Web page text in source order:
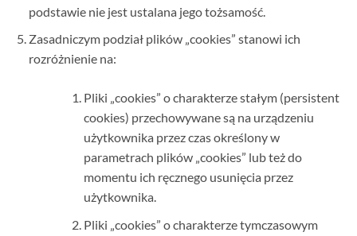
podstawie nie jest ustalana jego tożsamość.
Zasadniczym podział plików „cookies” stanowi ich
rozróżnienie na:
Pliki „cookies” o charakterze stałym (persistent
cookies) przechowywane są na urządzeniu
użytkownika przez czas określony w
parametrach plików „cookies” lub też do
momentu ich ręcznego usunięcia przez
użytkownika.
Pliki „cookies” o charakterze tymczasowym